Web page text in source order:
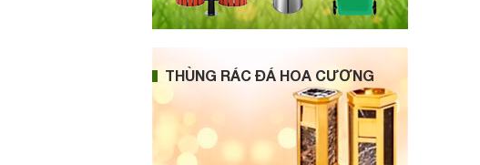
THÙNG RÁC ĐÁ HOA CƯƠNG